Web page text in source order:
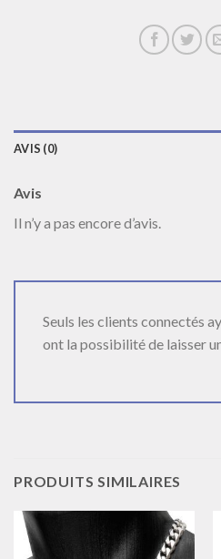
AVIS (0)
Avis
Il n’y a pas encore d’avis.
Seuls les clients connectés
ont la possibilité de laisser
PRODUITS SIMILAIRES